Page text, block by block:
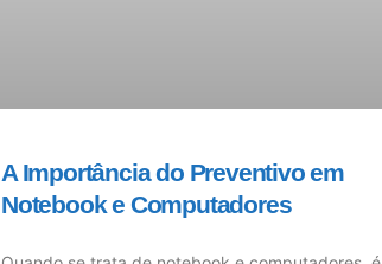
A Importância do Preventivo em
Notebook e Computadores